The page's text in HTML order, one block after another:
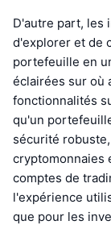
D'autre part, les
d'explorer et de
portefeuille en
éclairées sur où
fonctionnalités
qu'un
sécurité
cryptomonnaies
comptes de
l'expérience
que pour les